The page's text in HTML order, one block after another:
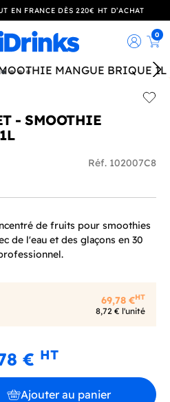
EN FRANCE DÈS 220€ HT D’ACHAT
0
- SMOOTHIE
Réf. 102007C8
de fruits pour smoothies
de l'eau et des glaçons en 30
69,78 €HT
8,72 € l'unité
€ HT
Ajouter au panier